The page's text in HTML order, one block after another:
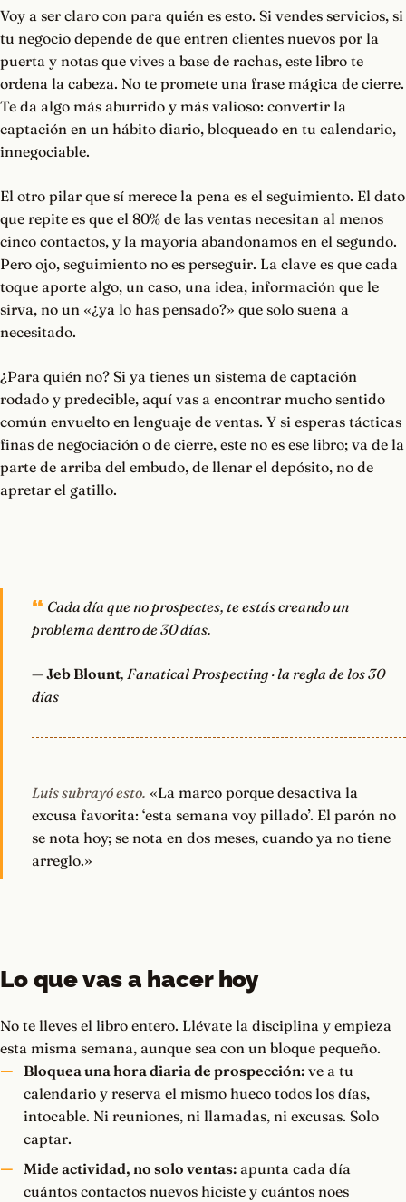
Voy a ser claro con para quién es esto. Si vendes servicios, si
tu negocio depende de que entren clientes nuevos por la
puerta y notas que vives a base de rachas, este libro te
ordena la cabeza. No te promete una frase mágica de cierre.
Te da algo más aburrido y más valioso: convertir la
captación en un hábito diario, bloqueado en tu calendario,
innegociable.
El otro pilar que sí merece la pena es el seguimiento. El dato
que repite es que el 80% de las ventas necesitan al menos
cinco contactos, y la mayoría abandonamos en el segundo.
Pero ojo, seguimiento no es perseguir. La clave es que cada
toque aporte algo, un caso, una idea, información que le
sirva, no un «¿ya lo has pensado?» que solo suena a
necesitado.
¿Para quién no? Si ya tienes un sistema de captación
rodado y predecible, aquí vas a encontrar mucho sentido
común envuelto en lenguaje de ventas. Y si esperas tácticas
finas de negociación o de cierre, este no es ese libro; va de la
parte de arriba del embudo, de llenar el depósito, no de
apretar el gatillo.
Cada día que no prospectes, te estás creando un
problema dentro de 30 días.
—Jeb Blount, Fanatical Prospecting · la regla de los 30
días
Luis subrayó esto. «La marco porque desactiva la
excusa favorita: ‘esta semana voy pillado’. El parón no
se nota hoy; se nota en dos meses, cuando ya no tiene
arreglo.»
Lo que vas a hacer hoy
No te lleves el libro entero. Llévate la disciplina y empieza
esta misma semana, aunque sea con un bloque pequeño.
Bloquea una hora diaria de prospección:ve a tu
calendario y reserva el mismo hueco todos los días,
intocable. Ni reuniones, ni llamadas, ni excusas. Solo
captar.
Mide actividad, no solo ventas:apunta cada día
cuántos contactos nuevos hiciste y cuántos noes